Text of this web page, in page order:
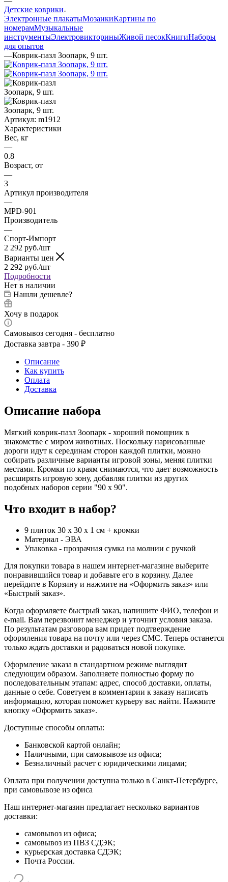
Детские коврики
Электронные плакатыМозаикиКартины по
номерамМузыкальные
инструментыЭлектровикториныЖивой песокКнигиНаборы
для опытов
—Коврик-пазл Зоопарк, 9 шт.
Артикул: m1912
Характеристики
Вес, кг
—
0.8
Возраст, от
—
3
Артикул производителя
—
MPD-901
Производитель
—
Спорт-Импорт
2 292 руб./шт
Варианты цен
2 292 руб./шт
Подробности
Нет в наличии
Нашли дешевле?
Хочу в подарок
Самовывоз сегодня - бесплатно
Доставка завтра - 390 ₽
Описание
Как купить
Оплата
Доставка
Описание набора
Мягкий коврик-пазл Зоопарк - хороший помощник в
знакомстве с миром животных. Поскольку нарисованные
дороги идут к серединам сторон каждой плитки, можно
собирать различные варианты игровой зоны, меняя плитки
местами. Кромки по краям снимаются, что дает возможность
расширять игровую зону, добавляя плитки из других
подобных наборов серии "90 x 90".
Что входит в набор?
9 плиток 30 х 30 х 1 см + кромки
Материал - ЭВА
Упаковка - прозрачная сумка на молнии с ручкой
Для покупки товара в нашем интернет-магазине выберите
понравившийся товар и добавьте его в корзину. Далее
перейдите в Корзину и нажмите на «Оформить заказ» или
«Быстрый заказ».
Когда оформляете быстрый заказ, напишите ФИО, телефон и
e-mail. Вам перезвонит менеджер и уточнит условия заказа.
По результатам разговора вам придет подтверждение
оформления товара на почту или через СМС. Теперь останется
только ждать доставки и радоваться новой покупке.
Оформление заказа в стандартном режиме выглядит
следующим образом. Заполняете полностью форму по
последовательным этапам: адрес, способ доставки, оплаты,
данные о себе. Советуем в комментарии к заказу написать
информацию, которая поможет курьеру вас найти. Нажмите
кнопку «Оформить заказ».
Доступные способы оплаты:
Банковской картой онлайн;
Наличными, при самовывозе из офиса;
Безналичный расчет с юридическими лицами;
Оплата при получении доступна только в Санкт-Петербурге,
при самовывозе из офиса
Наш интернет-магазин предлагает несколько вариантов
доставки:
самовывоз из офиса;
самовывоз из ПВЗ СДЭК;
курьерская доставка СДЭК;
Почта России.